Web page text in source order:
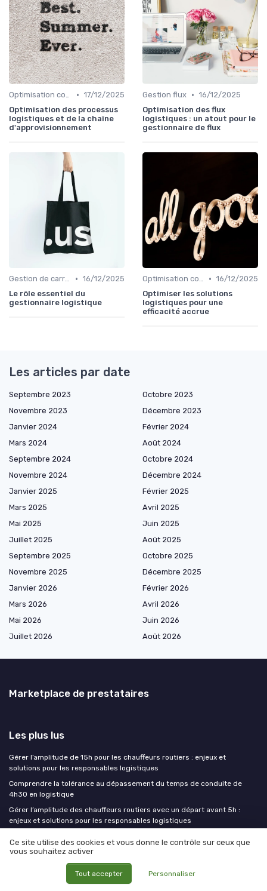
Optimisation coûts • 17/12/2025
Optimisation des processus
logistiques et de la chaîne
d'approvisionnement
Gestion flux • 16/12/2025
Optimisation des flux
logistiques : un atout pour le
gestionnaire de flux
Gestion de carrière • 16/12/2025
Le rôle essentiel du
gestionnaire logistique
Optimisation coûts • 16/12/2025
Optimiser les solutions
logistiques pour une
efficacité accrue
Les articles par date
Septembre 2023
Octobre 2023
Novembre 2023
Décembre 2023
Janvier 2024
Février 2024
Mars 2024
Août 2024
Septembre 2024
Octobre 2024
Novembre 2024
Décembre 2024
Janvier 2025
Février 2025
Mars 2025
Avril 2025
Mai 2025
Juin 2025
Juillet 2025
Août 2025
Septembre 2025
Octobre 2025
Novembre 2025
Décembre 2025
Janvier 2026
Février 2026
Mars 2026
Avril 2026
Mai 2026
Juin 2026
Juillet 2026
Août 2026
Marketplace de prestataires
Les plus lus
Gérer l’amplitude de 15h pour les chauffeurs routiers : enjeux et
solutions pour les responsables logistiques
Comprendre la tolérance au dépassement du temps de conduite de
4h30 en logistique
Gérer l’amplitude des chauffeurs routiers avec un départ avant 5h :
enjeux et solutions pour les responsables logistiques
logistique
Réussir l’examen FIMO marchandise : conseils pratiques pour les
responsables logistiques
Ce site utilise des cookies et vous donne le contrôle sur ceux que
vous souhaitez activer
Tout accepter Personnaliser